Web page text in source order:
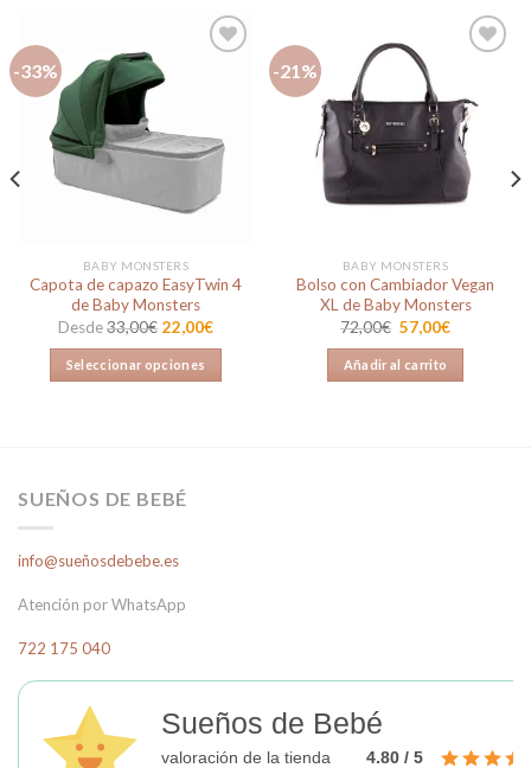
-33%
lista de
deseos
BABY MONSTERS
Capota de capazo EasyTwin 4
de Baby Monsters
Desde33,00€ 22,00€
Seleccionar opciones
variantes.
se
elegir
producto
-21%
Añadir
a la
lista de
deseos
BABY MONSTERS
Bolso con Cambiador Vegan
XL de Baby Monsters
72,00€ El
precio
original
era:
72,00€.
57,00€El
57,00€.
Añadir al carrito
SUEÑOS DE BEBÉ
info@sueñosdebebe.es
Atención por WhatsApp
722 175 040
Sueños de Bebé
valoración de la tienda
4.80 / 5